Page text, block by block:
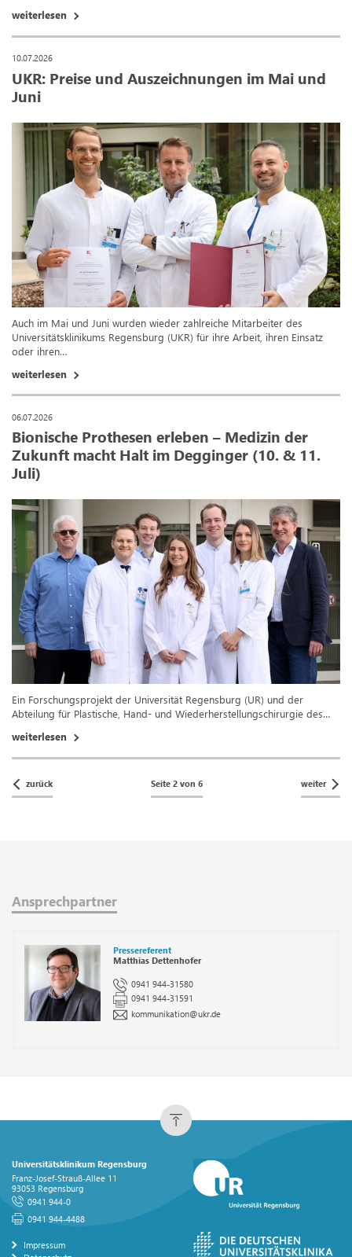
weiterlesen
10.07.2026
UKR: Preise und Auszeichnungen im Mai und
Juni
Auch im Mai und Juni wurden wieder zahlreiche Mitarbeiter des
Universitätsklinikums Regensburg (UKR) für ihre Arbeit, ihren Einsatz
oder ihren…
weiterlesen
06.07.2026
Bionische Prothesen erleben – Medizin der
Zukunft macht Halt im Degginger (10. & 11.
Juli)
Ein Forschungsprojekt der Universität Regensburg (UR) und der
Abteilung für Plastische, Hand- und Wiederherstellungschirurgie des…
weiterlesen
zurück Seite 2 von 6 weiter
Ansprechpartner
Pressereferent
Matthias Dettenhofer
0941 944-31580
0941 944-31591
kommunikation@ukr.de
Universitätsklinikum Regensburg
Franz-Josef-Strauß-Allee 11
93053 Regensburg
0941 944-0
0941 944-4488
Impressum